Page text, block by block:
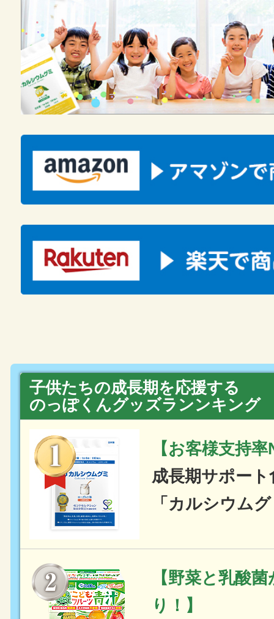
子供たちの成長期を応援する
のっぽくんグッズランンキング
【お客様支持
成長期サポート
「カルシウム
【野菜と乳酸
り！】